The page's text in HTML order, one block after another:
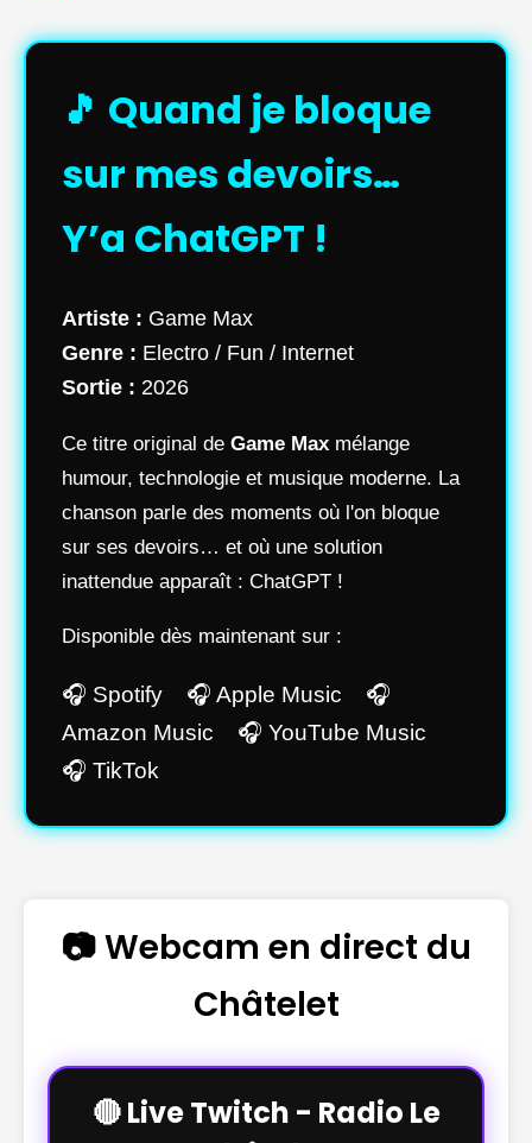
🎵 Quand je bloque
sur mes devoirs…
Y’a ChatGPT !
Artiste : Game Max
Genre : Electro / Fun / Internet
Sortie : 2026
Ce titre original de Game Max mélange
humour, technologie et musique moderne. La
chanson parle des moments où l'on bloque
sur ses devoirs… et où une solution
inattendue apparaît : ChatGPT !
Disponible dès maintenant sur :
🎧 Spotify 🎧 Apple Music 🎧
Amazon Music 🎧 YouTube Music
🎧 TikTok
📷 Webcam en direct du
Châtelet
🔴 Live Twitch - Radio Le